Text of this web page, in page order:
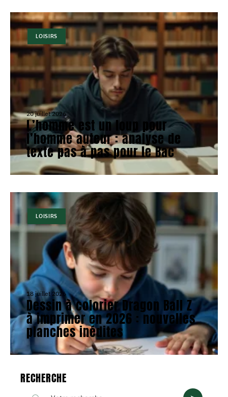
LOISIRS
20 juillet 2026
L’homme est un loup pour
l’homme auteur : analyse de
texte pas à pas pour le Bac
LOISIRS
18 juillet 2026
Dessin à colorier Dragon Ball Z
à imprimer en 2026 : nouvelles
planches inédites
RECHERCHE